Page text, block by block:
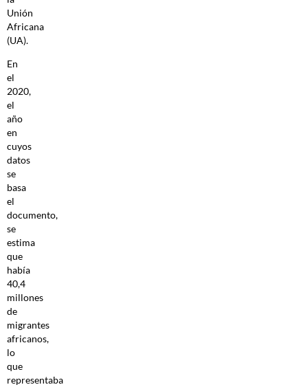
Unión
Africana
(UA).
En
el
2020,
el
año
en
cuyos
datos
se
basa
el
documento,
se
estima
que
había
40,4
millones
de
migrantes
africanos,
lo
que
representaba